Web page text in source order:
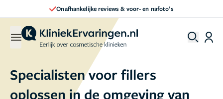
Onafhankelijke reviews & voor- en nafoto’s
Specialisten voor fillers
oplossen in de omgeving van